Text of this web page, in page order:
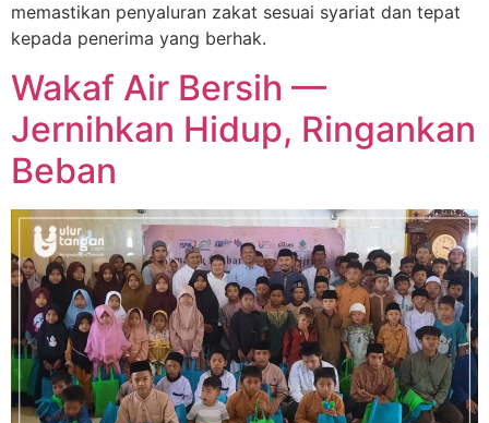
memastikan penyaluran zakat sesuai syariat dan tepat
kepada penerima yang berhak.
Wakaf Air Bersih —
Jernihkan Hidup, Ringankan
Beban